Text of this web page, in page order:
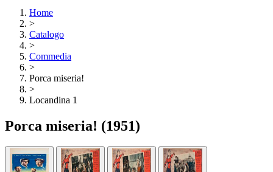
Home
>
Catalogo
>
Commedia
>
Porca miseria!
>
Locandina 1
Porca miseria! (1951)